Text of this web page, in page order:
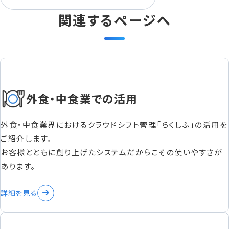
関連するページへ
外食・中食業での活用
外食・中食業界におけるクラウドシフト管理「らくしふ」の活用を
ご紹介します。
お客様とともに創り上げたシステムだからこその使いやすさが
あります。
詳細を見る